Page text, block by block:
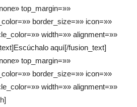
top_margin=»»
border_size=»» icon=»»
width=»» alignment=»»
aquí[/fusion_text]
top_margin=»»
border_size=»» icon=»»
width=»» alignment=»»